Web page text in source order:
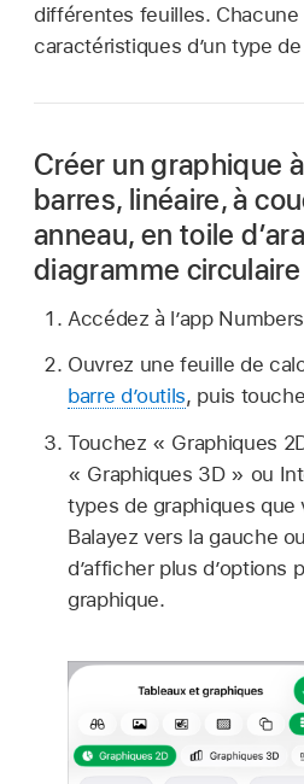
différentes feuilles. Chacune
caractéristiques d’un type
Créer un graphique
barres, linéaire, à
anneau, en toile
diagramme circulaire
Accédez à l’app
Ouvrez une feuille de
barre d’outils, puis
Touchez « Graphiques
« Graphiques 3D » ou
types de graphiques que
Balayez vers la gauche
d’afficher plus d’options
graphique.